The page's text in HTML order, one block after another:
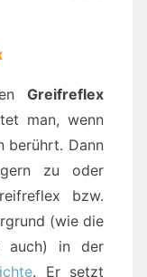
Greifreflex
man, wenn
berührt. Dann
zu oder
bzw.
(wie die
auch) in der
. Er setzt